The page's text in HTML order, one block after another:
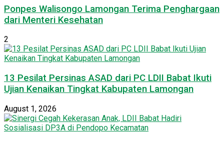
Ponpes Walisongo Lamongan Terima Penghargaan
dari Menteri Kesehatan
2
13 Pesilat Persinas ASAD dari PC LDII Babat Ikuti
Ujian Kenaikan Tingkat Kabupaten Lamongan
August 1, 2026